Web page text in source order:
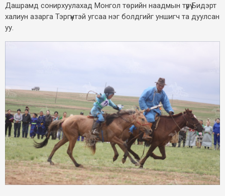
Дашрамд сонирхуулахад Монгол төрийн наадмын түрүү Бидэрт
халиун азарга Тэргүүнтэй угсаа нэг болдгийг уншигч та дуулсан
уу.